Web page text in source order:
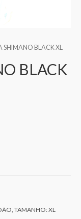
SHIMANO BLACK XL
BLACK
, TAMANHO: XL